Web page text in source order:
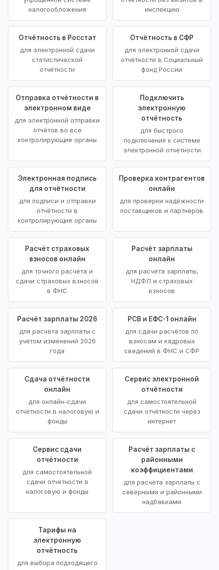
налогообложения
инспекцию
Отчётность в Росстат
для электронной сдачи
статистической
отчётности
Отчётность в СФР
для электронной сдачи
отчётности в Социальный
фонд России
Отправка отчётности в
электронном виде
для электронной отправки
отчётов во все
контролирующие органы
Подключить
электронную
отчётность
для быстрого
подключения к системе
электронной отчётности
Электронная подпись
для отчётности
для подписи и отправки
отчётности в
контролирующие органы
Проверка контрагентов
онлайн
для проверки надёжности
поставщиков и партнёров
Расчёт страховых
взносов онлайн
для точного расчёта и
сдачи страховых взносов
в ФНС
Расчёт зарплаты
онлайн
для расчёта зарплаты,
НДФЛ и страховых
взносов
Расчёт зарплаты 2026
для расчёта зарплаты с
учётом изменений 2026
года
РСВ и ЕФС-1 онлайн
для сдачи расчётов по
взносам и кадровых
сведений в ФНС и СФР
Сдача отчётности
онлайн
для онлайн-сдачи
отчётности в налоговую и
фонды
Сервис электронной
отчётности
для самостоятельной
сдачи отчётности через
интернет
Сервис сдачи
отчётности
для самостоятельной
сдачи отчётности в
налоговую и фонды
Расчёт зарплаты с
районными
коэффициентами
для расчёта зарплаты с
северными и районными
надбавками
Тарифы на
электронную
отчётность
для выбора подходящего